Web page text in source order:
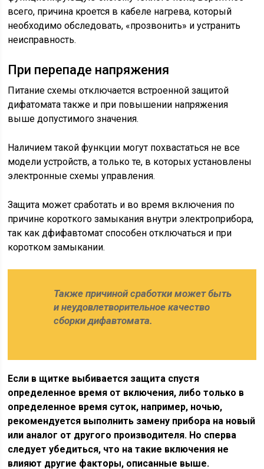
всего, причина кроется в кабеле нагрева, который
необходимо обследовать, «прозвонить» и устранить
неисправность.
При перепаде напряжения
Питание схемы отключается встроенной защитой
дифатомата также и при повышении напряжения
выше допустимого значения.
Наличием такой функции могут похвастаться не все
модели устройств, а только те, в которых установлены
электронные схемы управления.
Защита может сработать и во время включения по
причине короткого замыкания внутри электроприбора,
так как дфифавтомат способен отключаться и при
коротком замыкании.
Также причиной сработки может быть
и неудовлетворительное качество
сборки дифавтомата.
Если в щитке выбивается защита спустя
определенное время от включения, либо только в
определенное время суток, например, ночью,
рекомендуется выполнить замену прибора на новый
или аналог от другого производителя. Но сперва
следует убедиться, что на такие включения не
влияют другие факторы, описанные выше.